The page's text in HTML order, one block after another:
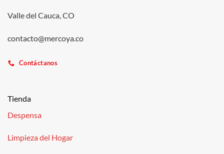
Valle del Cauca, CO
contacto@mercoya.co
Contáctanos
Tienda
Despensa
Limpieza del Hogar